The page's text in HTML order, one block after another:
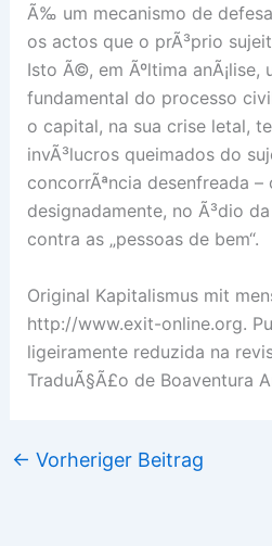
Ã‰ um mecanismo de
os actos que o prÃ³prio
Isto Ã©, em Ãºltima anÃ¡lise,
fundamental do processo
o capital, na sua crise letal,
invÃ³lucros queimados do
concorrÃªncia desenfreada –
designadamente, no Ã³dio
contra as „pessoas de bem“.
Original Kapitalismus mit
http://www.exit-online.org.
ligeiramente reduzida na
TraduÃ§Ã£o de Boaventura
← Vorheriger Beitrag